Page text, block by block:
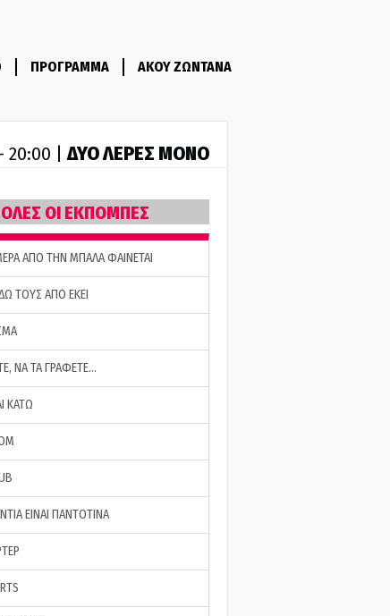
ΠΡΟΓΡΑΜΜΑ ΑΚΟΥ ΖΩΝΤΑΝΑ
20:00 |ΔΥΟ ΛΕΡΕΣ ΜΟΝΟ
ΟΛΕΣ ΟΙ ΕΚΠΟΜΠΕΣ
ΑΠΟ ΤΗΝ ΜΠΑΛΑ ΦΑΙΝΕΤΑΙ
ΤΟΥΣ ΑΠΟ ΕΚΕΙ
ΝΑ ΤΑ ΓΡΑΦΕΤΕ…
ΚΑΤΩ
ΕΙΝΑΙ ΠΑΝΤΟΤΙΝΑ